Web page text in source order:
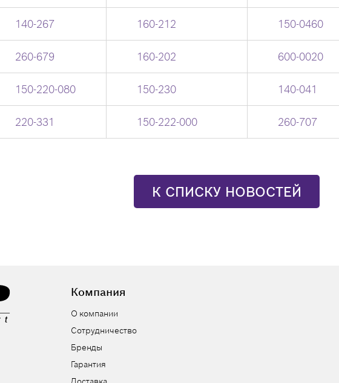
140-267 160-212 150-0460
260-679 160-202 600-0020
150-220-080 150-230 140-041
220-331 150-222-000 260-707
К СПИСКУ НОВОСТЕЙ
Компания
О компании
Сотрудничество
Бренды
Гарантия